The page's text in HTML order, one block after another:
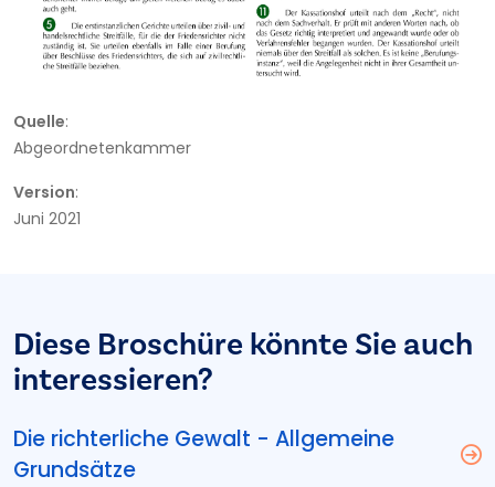
Quelle:
Abgeordnetenkammer
Version:
Juni 2021
Diese Broschüre könnte Sie auch
interessieren?
Die richterliche Gewalt - Allgemeine
Grundsätze